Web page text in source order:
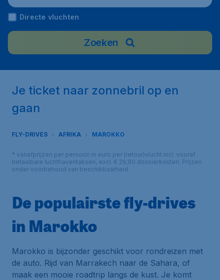
enara), Morocco
Directe vluchten
Zoeken
Je ticket naar zonnebril op en
gaan
FLY-DRIVES AFRIKA MAROKKO
* vanafprijzen per persoon in euro per (retour)vlucht incl. vooraf
betaalbare luchthaventaksen, excl. € 29,90 dossierkosten. Prijzen
onder voorbehoud van beschikbaarheid.
De populairste fly-drives
in Marokko
Marokko is bijzonder geschikt voor rondreizen met
de auto. Rijd van Marrakech naar de Sahara, of
maak een mooie roadtrip langs de kust. Je komt